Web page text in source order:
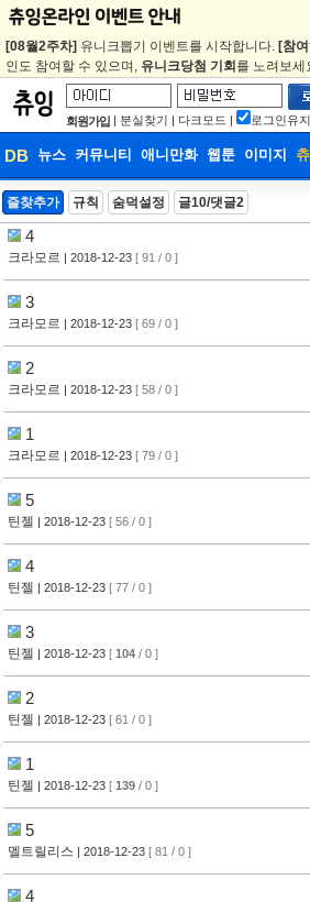
[08월2주차] 유니크뽑기 이벤트를 시작합니다. [참
인도 참여할 수 있으며, 유니크당첨 기회 를 노려보세
회원가입 | 분실찾기 | 다크모드 | 로그인유지
DB 뉴스 커뮤니티 애니만화 웹툰 이미지
DB 뉴스
즐찾추가 규칙 숨덕설정 글10/댓글2
4
크라모르 | 2018-12-23 [ 91 / 0 ]
3
크라모르 | 2018-12-23 [ 69 / 0 ]
2
크라모르 | 2018-12-23 [ 58 / 0 ]
1
크라모르 | 2018-12-23 [ 79 / 0 ]
5
틴젤 | 2018-12-23 [ 56 / 0 ]
4
틴젤 | 2018-12-23 [ 77 / 0 ]
3
틴젤 | 2018-12-23 [ 104 / 0 ]
2
틴젤 | 2018-12-23 [ 61 / 0 ]
1
틴젤 | 2018-12-23 [ 139 / 0 ]
5
멜트릴리스 | 2018-12-23 [ 81 / 0 ]
4